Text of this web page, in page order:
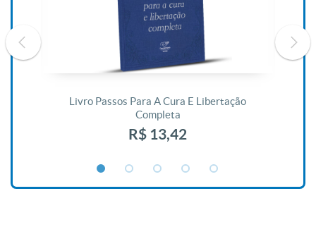
Livro Passos Para A Cura E Libertação
Completa
R$ 13,42